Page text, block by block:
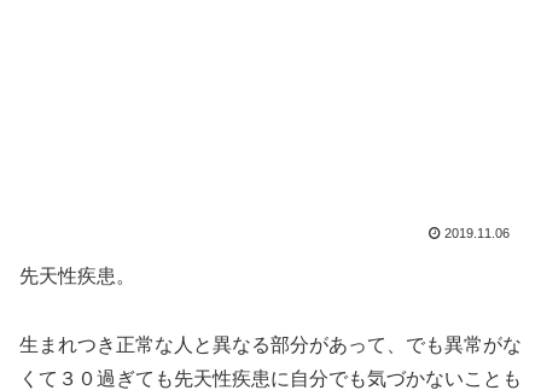
2019.11.06
先天性疾患。
生まれつき正常な人と異なる部分があって、でも異常がな
くて３０過ぎても先天性疾患に自分でも気づかないことも